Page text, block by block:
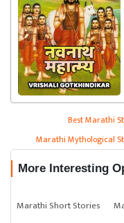
Best Marathi
Marathi Mythological
More Interesting
Marathi Short Stories